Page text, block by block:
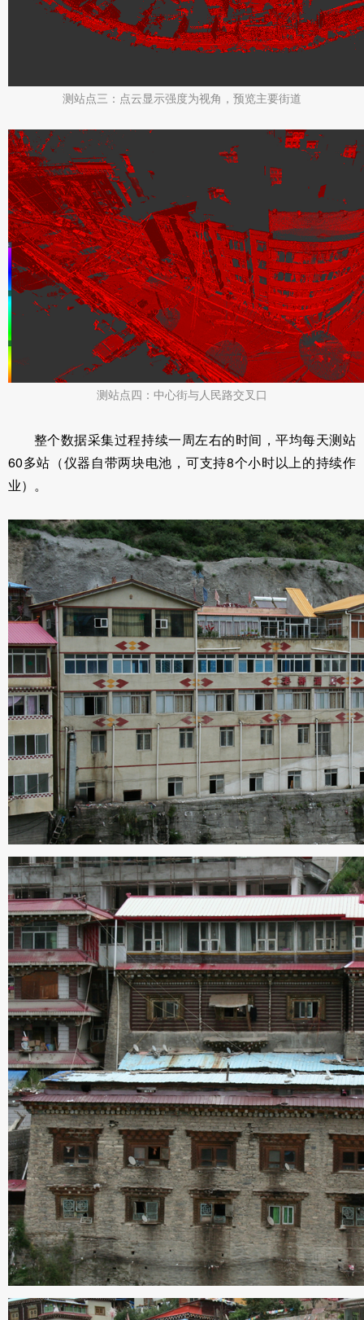
测站点三：点云显示强度为视角，预览主要街道
测站点四：中心街与人民路交叉口
整个数据采集过程持续一周左右的时间，平均每天测站
60多站（仪器自带两块电池，可支持8个小时以上的持续作
业）。